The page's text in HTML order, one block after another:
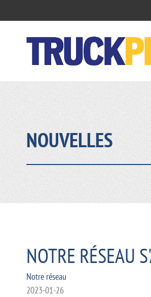
NOUVELLES
NOTRE RÉSEAU
Notre réseau
2023-01-26